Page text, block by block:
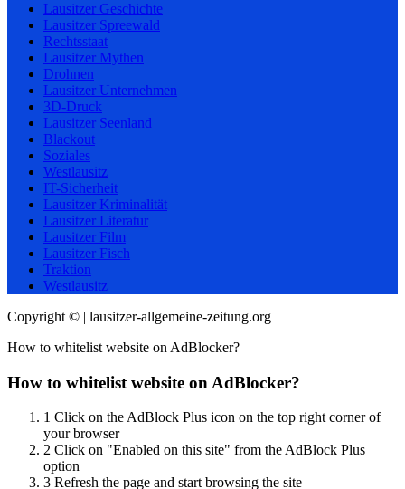
Lausitzer Geschichte
Lausitzer Spreewald
Rechtsstaat
Lausitzer Mythen
Drohnen
Lausitzer Unternehmen
3D-Druck
Lausitzer Seenland
Blackout
Soziales
Westlausitz
IT-Sicherheit
Lausitzer Kriminalität
Lausitzer Literatur
Lausitzer Film
Lausitzer Fisch
Traktion
Westlausitz
Copyright © | lausitzer-allgemeine-zeitung.org
How to whitelist website on AdBlocker?
How to whitelist website on AdBlocker?
1 Click on the AdBlock Plus icon on the top right corner of
your browser
2 Click on "Enabled on this site" from the AdBlock Plus
option
3 Refresh the page and start browsing the site